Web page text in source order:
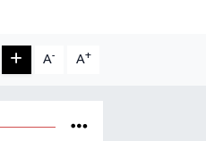
A- A+